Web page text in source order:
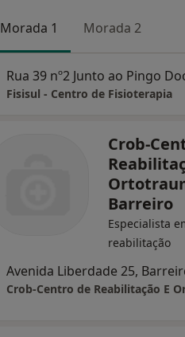
Morada 1 Morada 2
Fisisul - Centro de Fisioterapia
Crob-
Barreiro
Especialista
reabilitação
Avenida Liberdade 25,